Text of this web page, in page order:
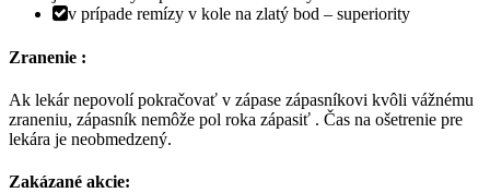
v prípade remízy v kole na zlatý bod – superiority
Zranenie :
Ak lekár nepovolí pokračovať v zápase zápasníkovi kvôli vážnému
zraneniu, zápasník nemôže pol roka zápasiť . Čas na ošetrenie pre
lekára je neobmedzený.
Zakázané akcie: